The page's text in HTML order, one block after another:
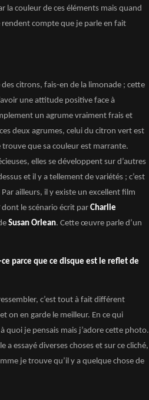
la couleur de ces éléments mais quand
compte que je parle en fait
citrons, fais-en de la limonade ; cette
une attitude positive face à
un agrume vraiment frais et
deux agrumes, celui du citron vert est
que sa couleur est marrante.
elles se développent sur d’autres
et il y a tellement de variétés ; c’est
ailleurs, il y existe un excellent film
dont le scénario écrit par Charlie
Susan Orlean. Cette œuvre parle d’un
parce que ce disque est le reflet de
c’est tout à fait différent
on en garde le meilleur. En ce qui
quoi je pensais mais j’adore cette photo.
a essayé diverses choses et sur ce cliché,
je trouve qu’il y a quelque chose de